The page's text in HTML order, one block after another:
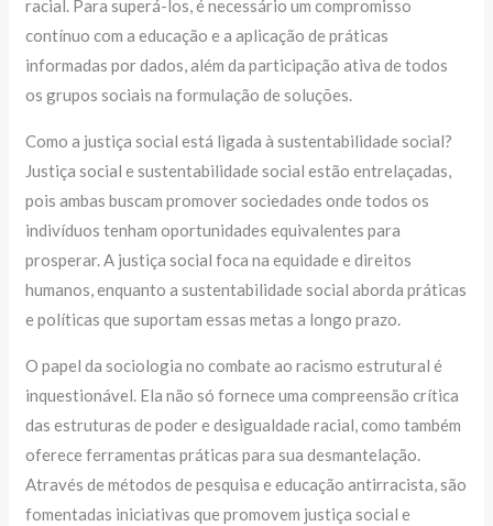
racial. Para superá-los, é necessário um compromisso
contínuo com a educação e a aplicação de práticas
informadas por dados, além da participação ativa de todos
os grupos sociais na formulação de soluções.
Como a justiça social está ligada à sustentabilidade social?
Justiça social e sustentabilidade social estão entrelaçadas,
pois ambas buscam promover sociedades onde todos os
indivíduos tenham oportunidades equivalentes para
prosperar. A justiça social foca na equidade e direitos
humanos, enquanto a sustentabilidade social aborda práticas
e políticas que suportam essas metas a longo prazo.
O papel da sociologia no combate ao racismo estrutural é
inquestionável. Ela não só fornece uma compreensão crítica
das estruturas de poder e desigualdade racial, como também
oferece ferramentas práticas para sua desmantelação.
Através de métodos de pesquisa e educação antirracista, são
fomentadas iniciativas que promovem justiça social e